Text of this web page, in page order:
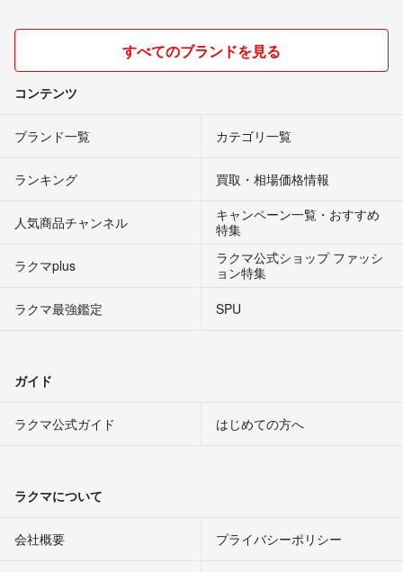
すべてのブランドを見る
コンテンツ
ブランド一覧 カテゴリ一覧
ランキング 買取・相場価格情報
人気商品チャンネル
キャンペーン一覧・おすすめ
特集
ラクマplus
ラクマ公式ショップ ファッシ
ョン特集
ラクマ最強鑑定
SPU
ガイド
ラクマ公式ガイド はじめての方へ
ラクマについて
会社概要 プライバシーポリシー